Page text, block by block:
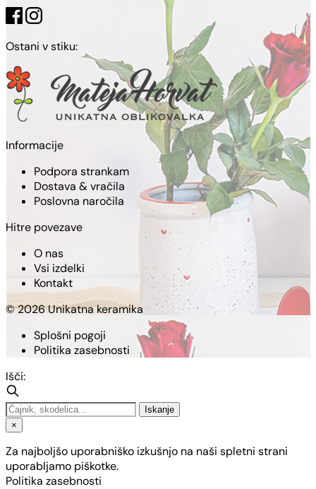
Ostani v stiku:
Informacije
Podpora strankam
Dostava & vračila
Poslovna naročila
Hitre povezave
O nas
Vsi izdelki
Kontakt
© 2026 Unikatna keramika
Splošni pogoji
Politika zasebnosti
Išči:
Iskanje
×
Za najboljšo uporabniško izkušnjo na naši spletni strani
uporabljamo piškotke.
Politika zasebnosti